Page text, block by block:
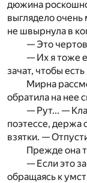
дюжина
выглядело
не швырнула в
— Это
— Их я тоже
зачат, чтобы есть
Мирна
обратила на нее
— Рут... —
поэтес­се, держа
взятки. —
Прежде она
— Если это
обращаясь к